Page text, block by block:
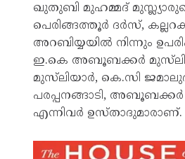
ഖുതുബി മുഹമ്മദ്
പെരിങ്ങത്തൂർ ദർസ്,
അറബിയ്യയിൽ നിന്നും
ഇ.കെ അബൂബക്കർ
മുസ്‌ലിയാർ, കെ.സി
പരപ്പനങ്ങാടി,
എന്നിവർ ഉസ്താദുമാരാണ്.